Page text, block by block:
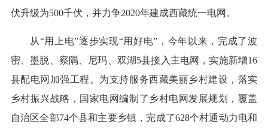
伏升级为500千伏，并力争2020年建成西藏统一电网。
从“用上电”逐步实现“用好电”，今年以来，完成了波
密、墨脱、察隅、尼玛、双湖5县接入主电网，实施新增16
县配电网加强工程。为支持服务西藏美丽乡村建设，落实
乡村振兴战略，国家电网编制了乡村电网发展规划，覆盖
自治区全部74个县和主要乡镇，完成了628个村通动力电和